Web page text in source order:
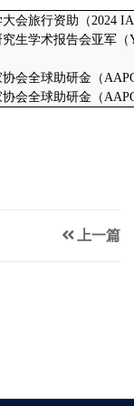
会旅行资助（2024
生学术报告会亚军（
会全球助研金（
会全球助研金（
上一篇